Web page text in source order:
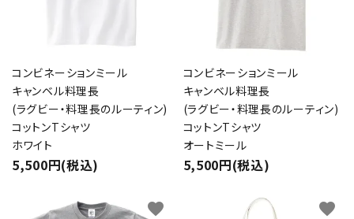
コンビネーションミール
キャンベル料理長
(ラグビー・料理長のルーティン)
コットンTシャツ
ホワイト
5,500円(税込)
コンビネーションミール
キャンベル料理長
(ラグビー・料理長のルーティン)
コットンTシャツ
オートミール
5,500円(税込)
favorite favorite